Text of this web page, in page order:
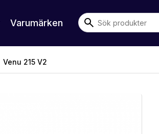
Varumärken
Venu 215 V2